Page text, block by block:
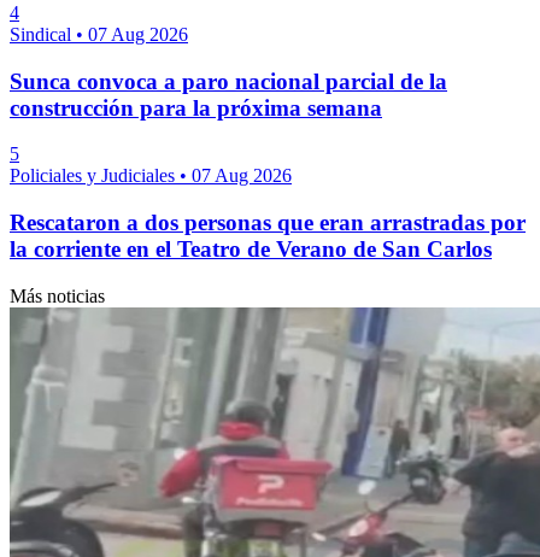
4
Sindical • 07 Aug 2026
Sunca convoca a paro nacional parcial de la
construcción para la próxima semana
5
Policiales y Judiciales • 07 Aug 2026
Rescataron a dos personas que eran arrastradas por
la corriente en el Teatro de Verano de San Carlos
Más noticias